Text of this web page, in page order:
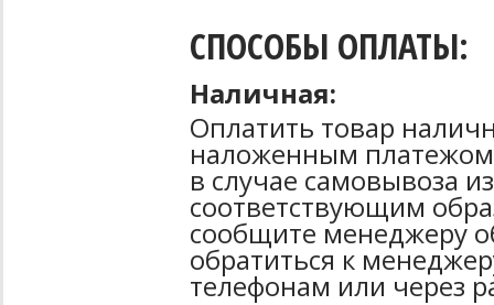
СПОСОБЫ ОПЛАТЫ:
Наличная:
Оплатить товар
наложенным
в случае самовывоза
соответствующим
сообщите менеджеру
обратиться к
телефонам или через